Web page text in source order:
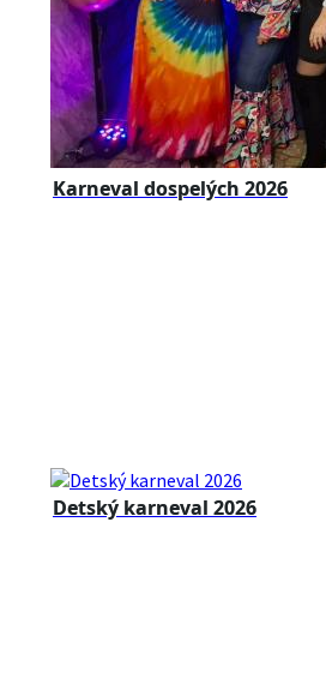
Karneval dospelých 2026
Detský karneval 2026